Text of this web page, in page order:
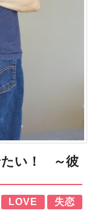
たい！ ～彼
LOVE 失恋